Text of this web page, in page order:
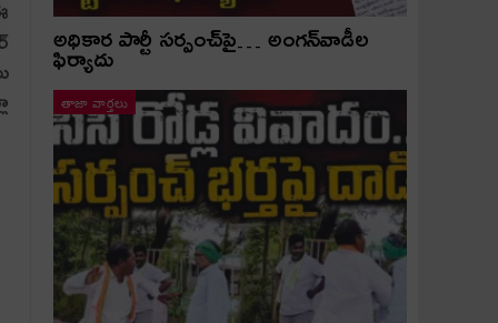
అధికార పార్టీ స‌ర్పంచ్‌పై… అంగ‌న్‌వాడీల
ఫిర్యాదు
తాజా వార్తలు